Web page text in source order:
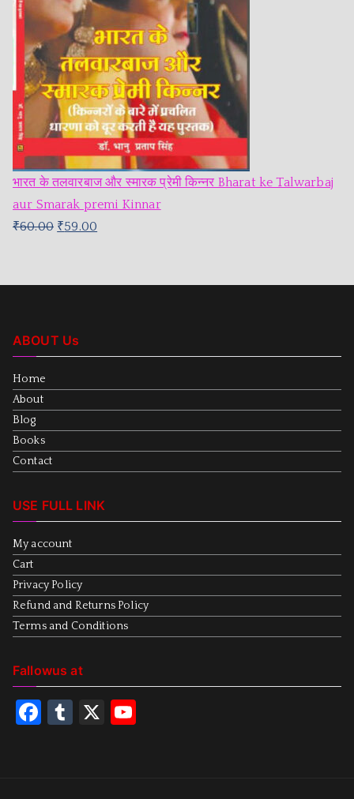
भारत के तलवारबाज और स्मारक प्रेमी किन्नर Bharat ke Talwarbaj
aur Smarak premi Kinnar
₹60.00 ₹59.00
ABOUT Us
Home
About
Blog
Books
Contact
USE FULL LINK
My account
Cart
Privacy Policy
Refund and Returns Policy
Terms and Conditions
Fallowus at
F
T
X